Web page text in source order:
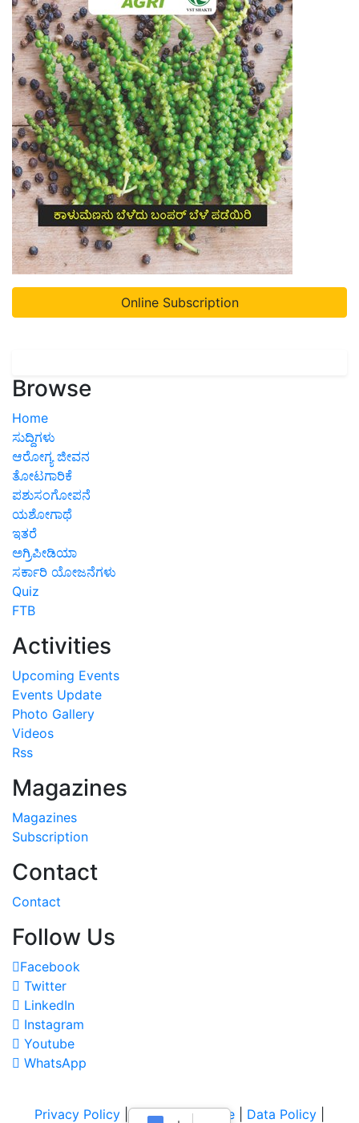
Online Subscription
Browse
Home
ಸುದ್ದಿಗಳು
ಆರೋಗ್ಯ ಜೀವನ
ತೋಟಗಾರಿಕೆ
ಪಶುಸಂಗೋಪನೆ
ಯಶೋಗಾಥೆ
ಇತರೆ
ಅಗ್ರಿಪೀಡಿಯಾ
ಸರ್ಕಾರಿ ಯೋಜನೆಗಳು
Quiz
FTB
Activities
Upcoming Events
Events Update
Photo Gallery
Videos
Rss
Magazines
Magazines
Subscription
Contact
Contact
Follow Us
Facebook
Twitter
LinkedIn
Instagram
Youtube
WhatsApp
Privacy Policy |Terms of Service Data Policy